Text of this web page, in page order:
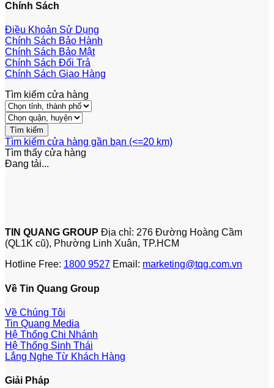
Chính Sách
Điều Khoản Sử Dụng
Chính Sách Bảo Hành
Chính Sách Bảo Mật
Chính Sách Đổi Trả
Chính Sách Giao Hàng
Tìm kiếm cửa hàng
Tìm kiếm cửa hàng gần bạn (<=20 km)
Tìm thấy cửa hàng
Đang tải...
TIN QUANG GROUP Địa chỉ: 276 Đường Hoàng Cầm
(QL1K cũ), Phường Linh Xuân, TP.HCM
Hotline Free: 1800 9527 Email: marketing@tqg.com.vn
Về Tin Quang Group
Về Chúng Tôi
Tin Quang Media
Hệ Thống Chi Nhánh
Hệ Thống Sinh Thái
Lắng Nghe Từ Khách Hàng
Giải Pháp